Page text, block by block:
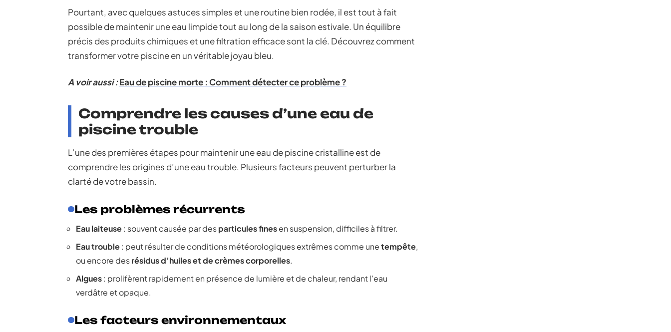
Pourtant, avec quelques astuces simples et une routine bien rodée, il est tout à fait
possible de maintenir une eau limpide tout au long de la saison estivale. Un équilibre
précis des produits chimiques et une filtration efficace sont la clé. Découvrez comment
transformer votre piscine en un véritable joyau bleu.
A voir aussi :Eau de piscine morte : Comment détecter ce problème ?
Comprendre les causes d’une eau de
piscine trouble
L’une des premières étapes pour maintenir une eau de piscine cristalline est de
comprendre les origines d’une eau trouble. Plusieurs facteurs peuvent perturber la
clarté de votre bassin.
Les problèmes récurrents
Eau laiteuse: souvent causée par desparticules finesen suspension, difficiles à filtrer.
Eau trouble: peut résulter de conditions météorologiques extrêmes comme unetempête,
ou encore desrésidus d’huiles et de crèmes corporelles.
Algues: prolifèrent rapidement en présence de lumière et de chaleur, rendant l’eau
verdâtre et opaque.
Les facteurs environnementaux